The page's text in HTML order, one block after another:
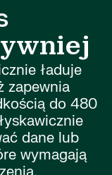
ładuje
zapewnia
do 480
dane lub
wymagają